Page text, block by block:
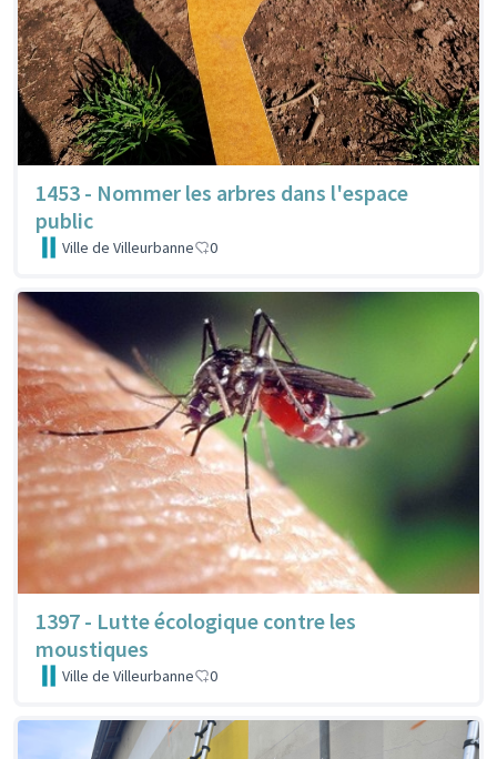
1453 - Nommer les arbres dans l'espace
public
Ville de Villeurbanne 0
1397 - Lutte écologique contre les
moustiques
Ville de Villeurbanne 0